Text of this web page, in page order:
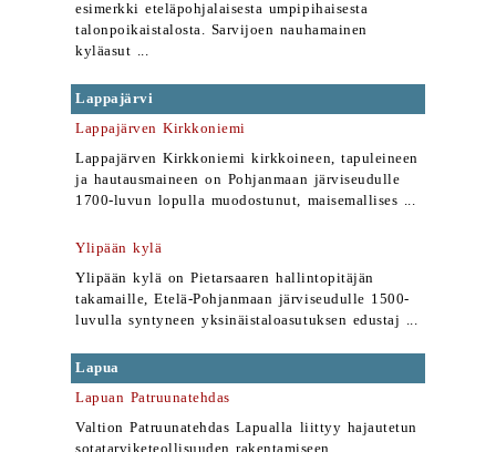
esimerkki eteläpohjalaisesta umpipihaisesta
talonpoikaistalosta. Sarvijoen nauhamainen
kyläasut ...
Lappajärvi
Lappajärven Kirkkoniemi
Lappajärven Kirkkoniemi kirkkoineen, tapuleineen
ja hautausmaineen on Pohjanmaan järviseudulle
1700-luvun lopulla muodostunut, maisemallises ...
Ylipään kylä
Ylipään kylä on Pietarsaaren hallintopitäjän
takamaille, Etelä-Pohjanmaan järviseudulle 1500-
luvulla syntyneen yksinäistaloasutuksen edustaj ...
Lapua
Lapuan Patruunatehdas
Valtion Patruunatehdas Lapualla liittyy hajautetun
sotatarviketeollisuuden rakentamiseen